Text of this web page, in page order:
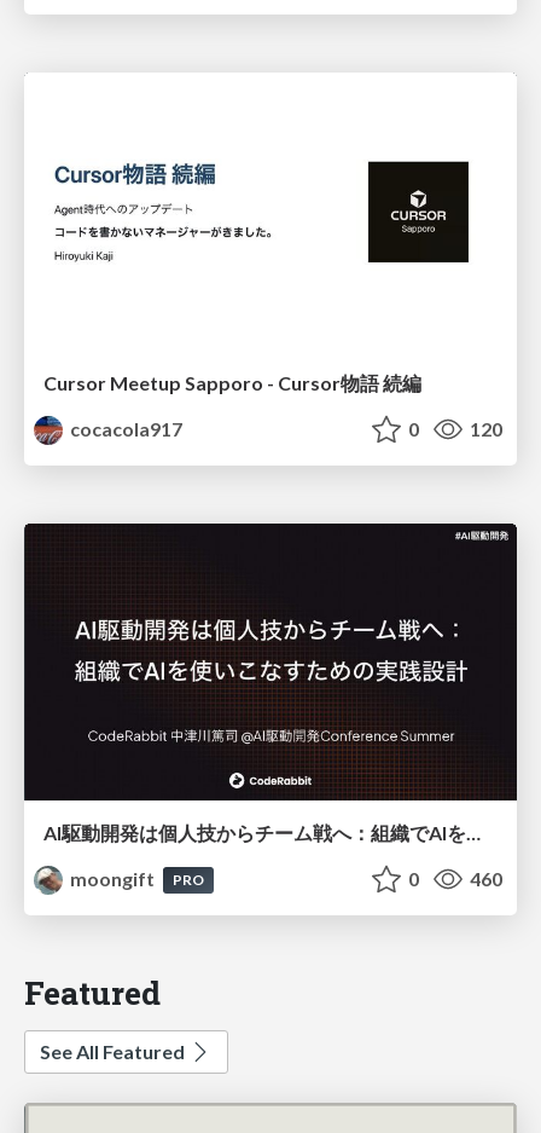
Cursor Meetup Sapporo - Cursor物語 続編
cocacola917
0 120
AI駆動開発は個人技からチーム戦へ：組織でAIを使いこなすための実践設計
moongift
PRO 0 460
Featured
See All Featured